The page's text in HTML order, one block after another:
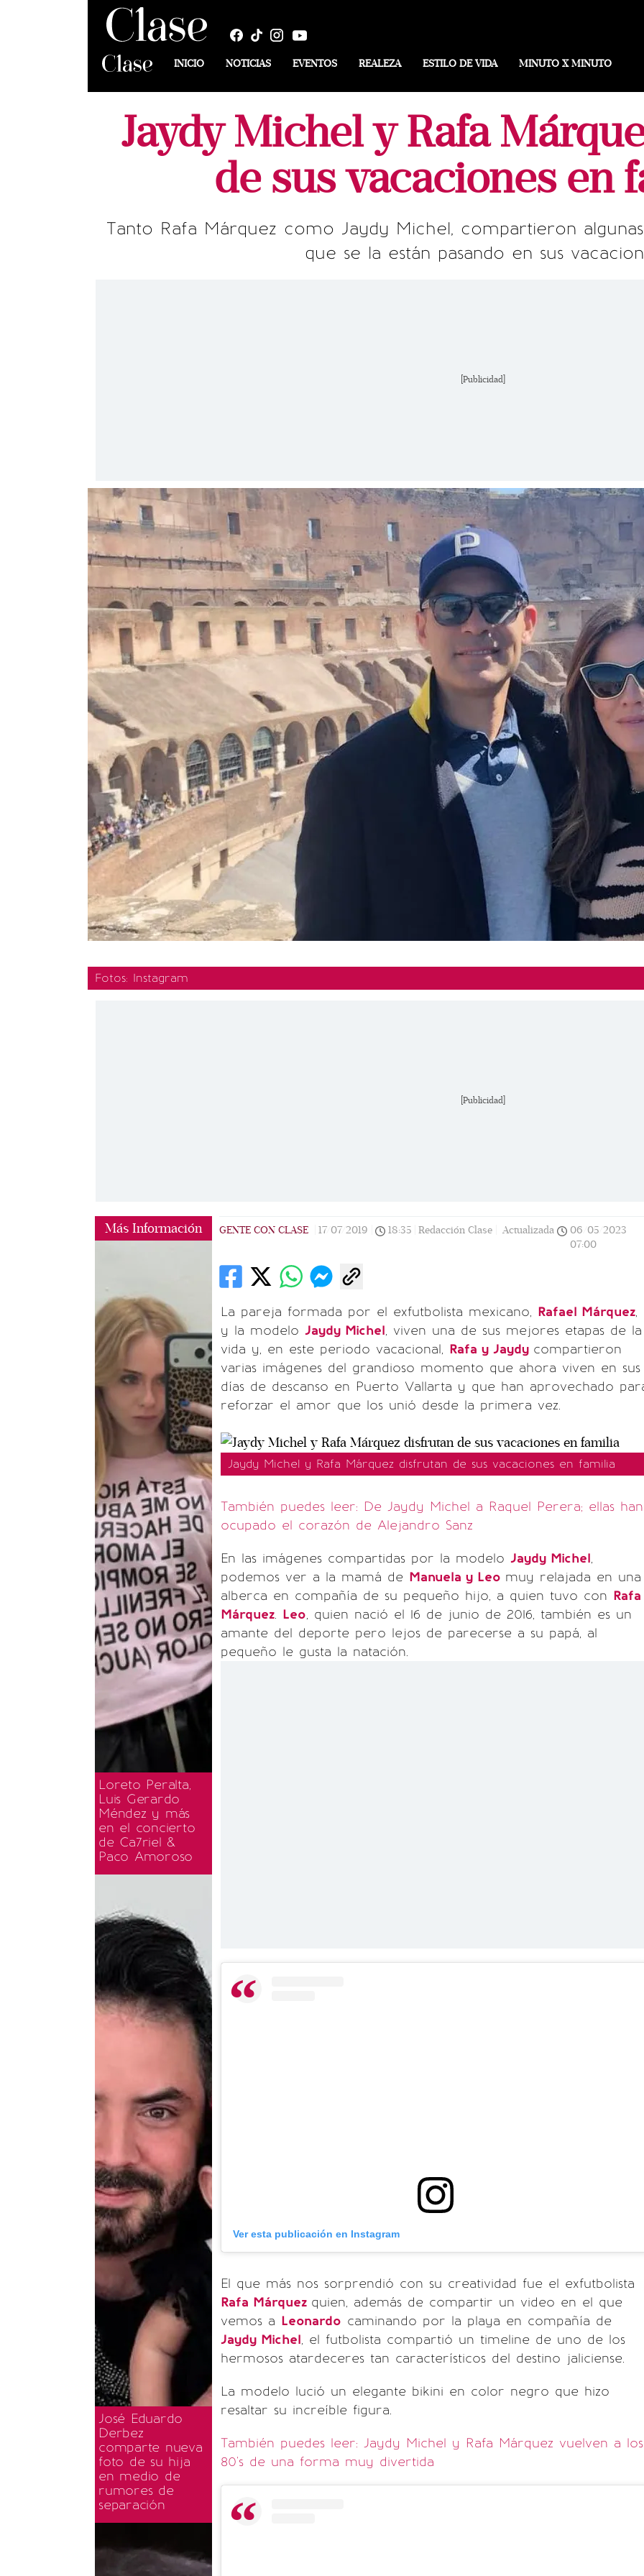
INICIO NOTICIAS EVENTOS REALEZA ESTILO DE VIDA MINUTO X MINUTO
Jaydy Michel y Rafa
de sus vacaciones en
Tanto Rafa Márquez como Jaydy Michel, compartieron
que se la están pasando en sus
[Publicidad]
Fotos: Instagram
[Publicidad]
Más Información
Loreto Peralta,
Luis Gerardo
Méndez y más
en el concierto
de Ca7riel &
Paco Amoroso
José Eduardo
Derbez
comparte nueva
foto de su hija
en medio de
rumores de
separación
GENTE CON CLASE 17/07/2019 18:35 Redacción Clase | Actualizada
06/05/2023
07:00
La pareja formada por el exfutbolista mexicano, Rafael Márquez,
y la modelo Jaydy Michel, viven una de sus mejores etapas de la
vida y, en este periodo vacacional, Rafa y Jaydy compartieron
varias imágenes del grandioso momento que ahora viven en sus
días de descanso en Puerto Vallarta y que han aprovechado
reforzar el amor que los unió desde la primera vez.
Jaydy Michel y Rafa Márquez disfrutan de sus vacaciones en familia
También puedes leer: De Jaydy Michel a Raquel Perera; ellas han
ocupado el corazón de Alejandro Sanz
En las imágenes compartidas por la modelo Jaydy Michel,
podemos ver a la mamá de Manuela y Leo muy relajada en una
alberca en compañía de su pequeño hijo, a quien tuvo con Rafa
Márquez. Leo, quien nació el 16 de junio de 2016, también es un
amante del deporte pero lejos de parecerse a su papá, al
pequeño le gusta la natación.
Ver esta publicación en Instagram
El que más nos sorprendió con su creatividad fue el exfutbolista
Rafa Márquez quien, además de compartir un video en el que
vemos a Leonardo caminando por la playa en compañía de
Jaydy Michel, el futbolista compartió un timeline de uno de los
hermosos atardeceres tan característicos del destino jaliciense.
La modelo lució un elegante bikini en color negro que hizo
resaltar su increíble figura.
También puedes leer: Jaydy Michel y Rafa Márquez vuelven a los
80's de una forma muy divertida